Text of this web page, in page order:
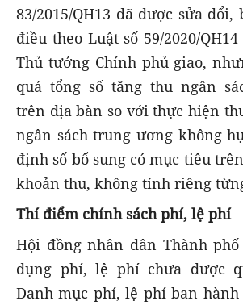
83/2015/QH13 đã được sửa đổi,
điều theo Luật số 59/2020/
Thủ tướng Chính phủ giao,
quá tổng số tăng thu ngân
trên địa bàn so với thực hiện
ngân sách trung ương không
định số bổ sung có mục tiêu
khoản thu, không tính riêng
Thí điểm chính sách phí, lệ phí
Hội đồng nhân dân Thành
dụng phí, lệ phí chưa được
Danh mục phí, lệ phí ban